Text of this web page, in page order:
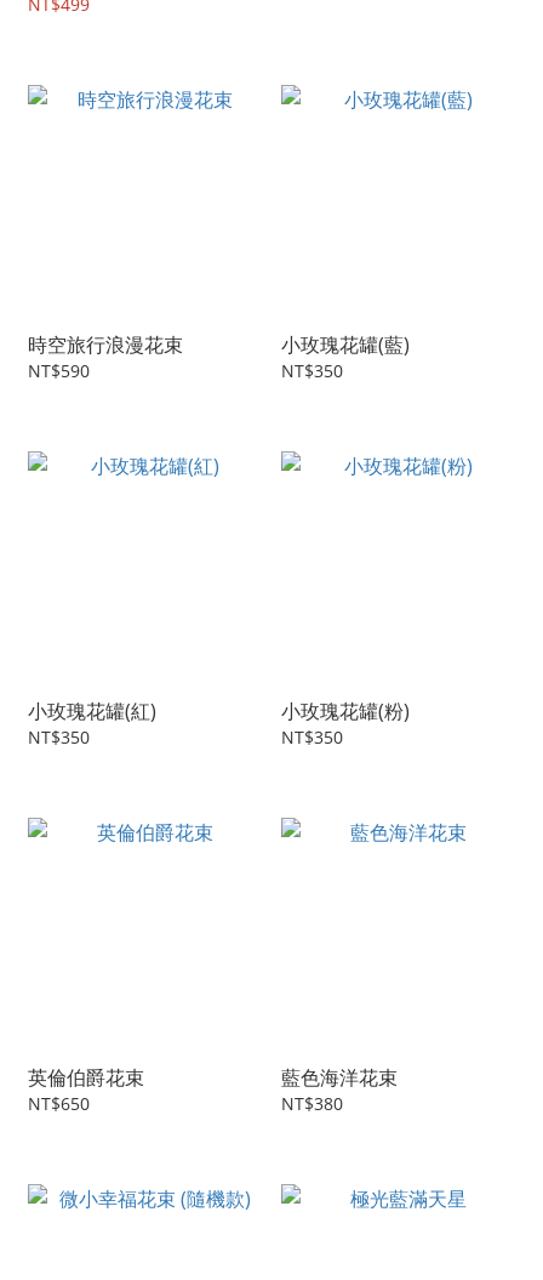
時空旅行浪漫花束
NT$590
小玫瑰花罐(藍)
NT$350
小玫瑰花罐(紅)
NT$350
小玫瑰花罐(粉)
NT$350
英倫伯爵花束
NT$650
藍色海洋花束
NT$380